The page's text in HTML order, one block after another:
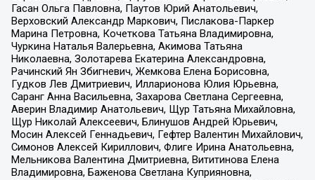
Гасан Ольга Павловна, Паутов Юрий Анатольевич,
Верховский Александр Маркович, Пислакова-Паркер
Марина Петровна, Кочеткова Татьяна Владимировна,
Чуркина Наталья Валерьевна, Акимова Татьяна
Николаевна, Золотарева Екатерина Александровна,
Рачинский Ян Збигневич, Жемкова Елена Борисовна,
Гудков Лев Дмитриевич, Илларионова Юлия Юрьевна,
Саранг Анна Васильевна, Захарова Светлана Сергеевна,
Аверин Владимир Анатольевич, Щур Татьяна Михайловна,
Щур Николай Алексеевич, Блинушов Андрей Юрьевич,
Мосин Алексей Геннадьевич, Гефтер Валентин Михайлович,
Симонов Алексей Кириллович, Флиге Ирина Анатольевна,
Мельникова Валентина Дмитриевна, Вититинова Елена
Владимировна, Баженова Светлана Куприяновна,